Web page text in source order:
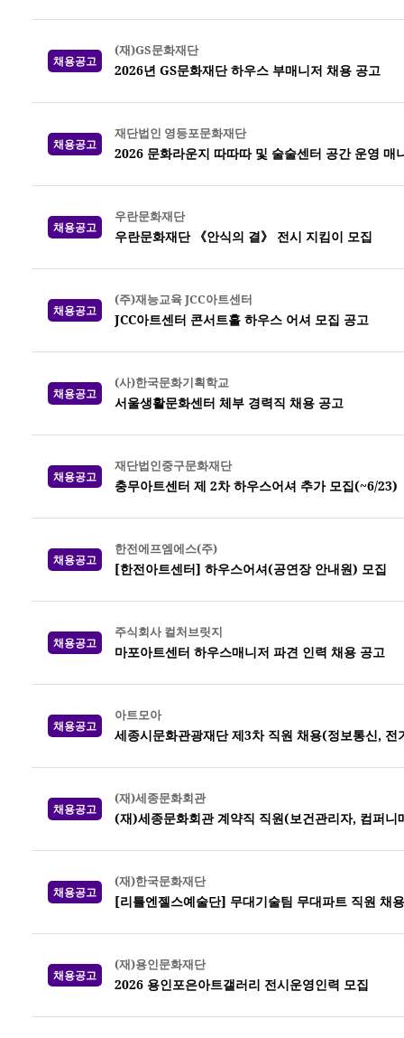
채용공고
(재)GS문화재단
2026년 GS문화재단 하우스 부매니저 채용 공고
채용공고
재단법인 영등포문화재단
2026 문화라운지 따따따 및 술술센터 공간 운영 매
채용공고
우란문화재단
우란문화재단 《안식의 결》 전시 지킴이 모집
채용공고
(주)재능교육 JCC아트센터
JCC아트센터 콘서트홀 하우스 어셔 모집 공고
채용공고
(사)한국문화기획학교
서울생활문화센터 체부 경력직 채용 공고
채용공고
재단법인중구문화재단
충무아트센터 제 2차 하우스어셔 추가 모집(~6/23)
채용공고
한전에프엠에스(주)
[한전아트센터] 하우스어셔(공연장 안내원) 모집
채용공고
주식회사 컬처브릿지
마포아트센터 하우스매니저 파견 인력 채용 공고
채용공고
아트모아
세종시문화관광재단 제3차 직원 채용(정보통신,
채용공고
(재)세종문화회관
(재)세종문화회관 계약직 직원(보건관리자, 컴퍼
채용공고
(재)한국문화재단
[리틀엔젤스예술단] 무대기술팀 무대파트 직원 채용
채용공고
(재)용인문화재단
2026 용인포은아트갤러리 전시운영인력 모집